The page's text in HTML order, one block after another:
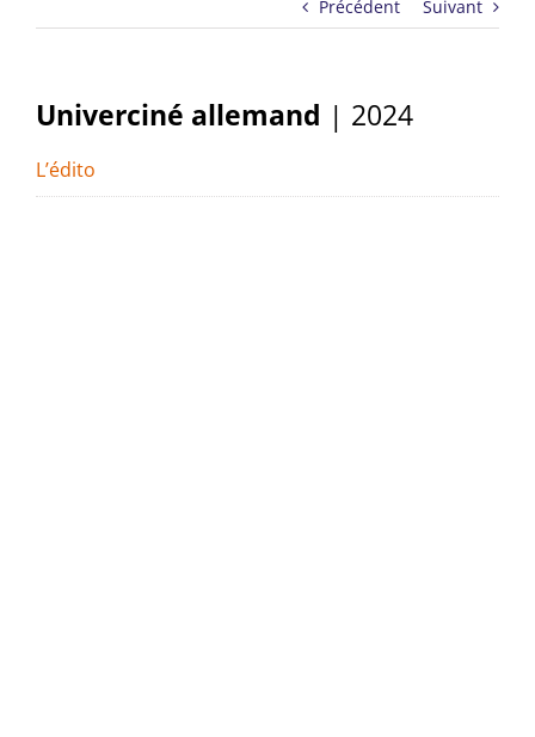
Précédent Suivant
Univerciné allemand | 2024
L’édito